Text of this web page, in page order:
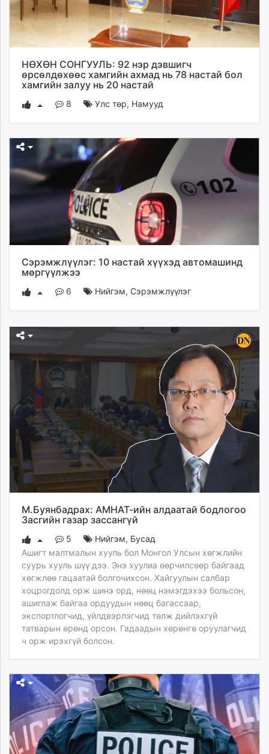
НӨХӨН СОНГУУЛЬ: 92 нэр дэвшигч
өрсөлдөхөөс хамгийн ахмад нь 78 настай бол
хамгийн залуу нь 20 настай
8 Улс төр, Намууд
Сэрэмжлүүлэг: 10 настай хүүхэд автомашинд
мөргүүлжээ
6 Нийгэм, Сэрэмжлүүлэг
М.Буянбадрах: АМНАТ-ийн алдаатай бодлогоо
Засгийн газар зассангүй
5 Нийгэм, Бусад
Ашигт малтмалын хууль бол Монгол Улсын хөгжлийн
суурь хууль шүү дээ. Энэ хуулиа өөрчилсөөр байгаад
хөгжлөө гацаатай болгочихсон. Хайгуулын салбар
хоцрогдолд орж шинэ орд, нөөц нэмэгдэхээ больсон,
ашиглаж байгаа ордуудын нөөц багассаар,
экспортлогчид, үйлдвэрлэгчид төлж дийлэхгүй
татварын өрөнд орсон. Гадаадын хөрөнгө оруулагчид
ч орж ирэхгүй болсон.